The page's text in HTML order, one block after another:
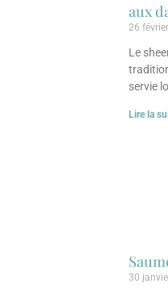
aux
26
Le
servie
Lire la
30